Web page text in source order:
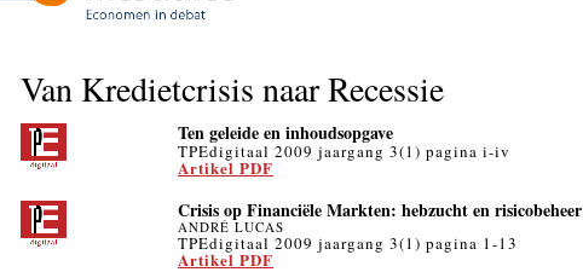
Van Kredietcrisis naar Recessie
Ten geleide en inhoudsopgave
TPEdigitaal 2009 jaargang 3(1) pagina i-iv
Artikel PDF
Crisis op Financiële Markten: hebzucht en risicobeheer
ANDRÉ LUCAS
TPEdigitaal 2009 jaargang 3(1) pagina 1-13
Artikel PDF